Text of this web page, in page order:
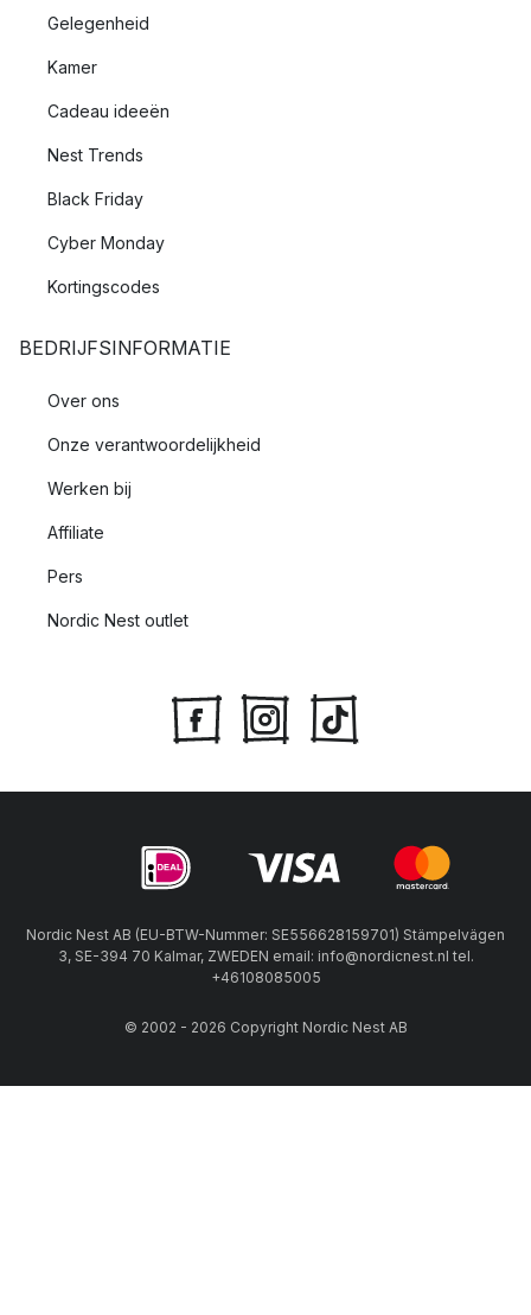
Gelegenheid
Kamer
Cadeau ideeën
Nest Trends
Black Friday
Cyber Monday
Kortingscodes
BEDRIJFSINFORMATIE
Over ons
Onze verantwoordelijkheid
Werken bij
Affiliate
Pers
Nordic Nest outlet
Nordic Nest AB (EU-BTW-Nummer: SE556628159701) Stämpelvägen
3, SE-394 70 Kalmar, ZWEDEN email: info@nordicnest.nl tel.
+46108085005
© 2002 - 2026 Copyright Nordic Nest AB